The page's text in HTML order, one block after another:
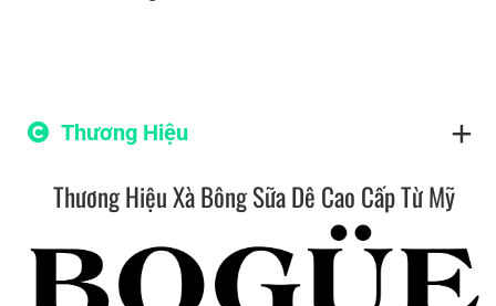
Thương Hiệu
Thương Hiệu Xà Bông Sữa Dê Cao Cấp Từ Mỹ